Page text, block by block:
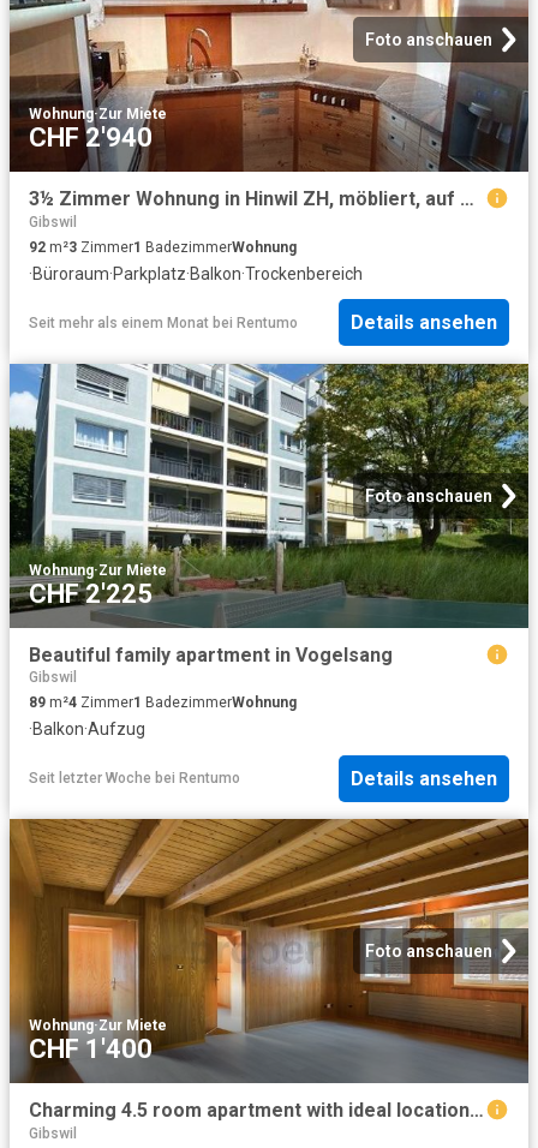
Foto anschauen
Wohnung·Zur Miete
CHF 2'940
3½ Zimmer Wohnung in Hinwil ZH, möbliert, auf Zeit
Gibswil
92 m²3 Zimmer1 BadezimmerWohnung
·Büroraum·Parkplatz·Balkon·Trockenbereich
Seit mehr als einem Monat bei Rentumo Details ansehen
Foto anschauen
Wohnung·Zur Miete
CHF 2'225
Beautiful family apartment in Vogelsang
Gibswil
89 m²4 Zimmer1 BadezimmerWohnung
·Balkon·Aufzug
Seit letzter Woche bei Rentumo Details ansehen
Foto anschauen
Wohnung·Zur Miete
CHF 1'400
Charming 4.5 room apartment with ideal location in the center in Steg in the Tösstal
Gibswil